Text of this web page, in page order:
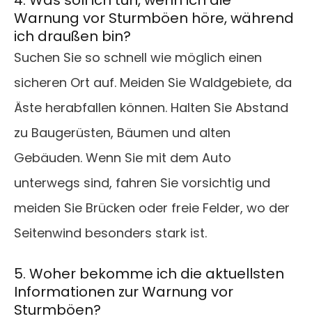
Warnung vor Sturmböen höre, während
ich draußen bin?
Suchen Sie so schnell wie möglich einen
sicheren Ort auf. Meiden Sie Waldgebiete, da
Äste herabfallen können. Halten Sie Abstand
zu Baugerüsten, Bäumen und alten
Gebäuden. Wenn Sie mit dem Auto
unterwegs sind, fahren Sie vorsichtig und
meiden Sie Brücken oder freie Felder, wo der
Seitenwind besonders stark ist.
5. Woher bekomme ich die aktuellsten
Informationen zur Warnung vor
Sturmböen?